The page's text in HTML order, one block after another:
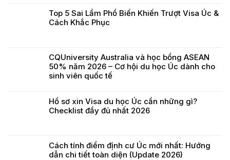
Top 5 Sai Lầm Phổ Biến Khiến Trượt Visa Úc &
Cách Khắc Phục
CQUniversity Australia và học bổng ASEAN
50% năm 2026 – Cơ hội du học Úc dành cho
sinh viên quốc tế
Hồ sơ xin Visa du học Úc cần những gì?
Checklist đầy đủ nhất 2026
Cách tính điểm định cư Úc mới nhất: Hướng
dẫn chi tiết toàn diện (Update 2026)